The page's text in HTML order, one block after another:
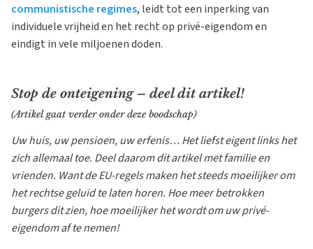
communistische regimes, leidt tot een inperking van
individuele vrijheid en het recht op privé-eigendom en
eindigt in vele miljoenen doden.
Stop de onteigening – deel dit artikel!
(Artikel gaat verder onder deze boodschap)
Uw huis, uw pensioen, uw erfenis… Het liefst eigent links het
zich allemaal toe. Deel daarom dit artikel met familie en
vrienden. Want de EU-regels maken het steeds moeilijker om
het rechtse geluid te laten horen. Hoe meer betrokken
burgers dit zien, hoe moeilijker het wordt om uw privé-
eigendom af te nemen!